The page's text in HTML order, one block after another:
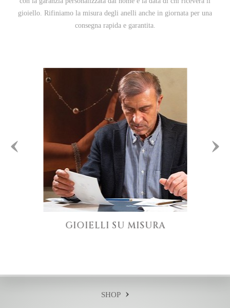
gioiello. Rifiniamo la misura degli anelli anche in giornata per una
consegna rapida e garantita.
GIOIELLI SU MISURA
SHOP